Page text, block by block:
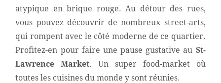
atypique en brique rouge. Au détour des rues,
vous pouvez découvrir de nombreux street-arts,
qui rompent avec le côté moderne de ce quartier.
Profitez-en pour faire une pause gustative au St-
Lawrence Market. Un super food-market où
toutes les cuisines du monde y sont réunies.